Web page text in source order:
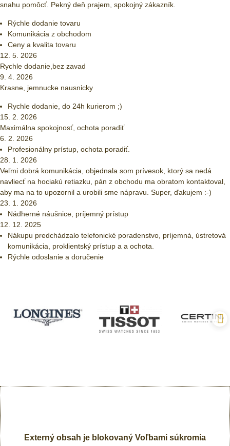
snahu pomôcť. Pekný deň prajem, spokojný zákazník.
Rýchle dodanie tovaru
Komunikácia z obchodom
Ceny a kvalita tovaru
12. 5. 2026
Rychle dodanie,bez zavad
9. 4. 2026
Krasne, jemnucke nausnicky
Rychle dodanie, do 24h kurierom ;)
15. 2. 2026
Maximálna spokojnosť, ochota poradiť
6. 2. 2026
Profesionálny prístup, ochota poradiť.
28. 1. 2026
Veľmi dobrá komunikácia, objednala som prívesok, ktorý sa nedá
navliecť na hociakú retiazku, pán z obchodu ma obratom kontaktoval,
aby ma na to upozornil a urobili sme nápravu. Super, ďakujem :-)
23. 1. 2026
Nádherné náušnice, príjemný prístup
12. 12. 2025
Nákupu predchádzalo telefonické poradenstvo, príjemná, ústretová
komunikácia, proklientský prístup a a ochota.
Rýchle odoslanie a doručenie
Externý obsah je blokovaný Voľbami súkromia